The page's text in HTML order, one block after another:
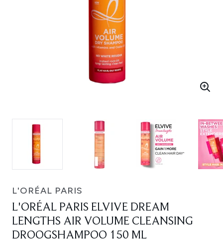
L'ORÉAL PARIS
L'ORÉAL PARIS ELVIVE DREAM
LENGTHS AIR VOLUME CLEANSING
DROOGSHAMPOO 150 ML